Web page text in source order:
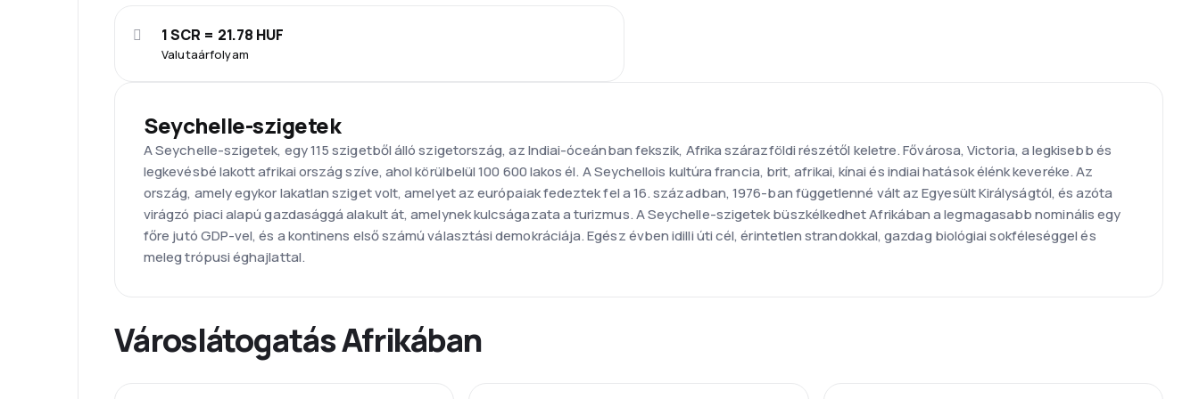
Valutaárfolyam
1 SCR = 21.78 HUF
Seychelle-szigetek
A Seychelle-szigetek, egy 115 szigetből álló szigetország, az Indiai-óceánban fekszik, Afrika szárazföldi részétől keletre. Fővárosa, Victoria, a legkisebb és
legkevésbé lakott afrikai ország szíve, ahol körülbelül 100 600 lakos él. A Seychellois kultúra francia, brit, afrikai, kínai és indiai hatások élénk keveréke. Az
ország, amely egykor lakatlan sziget volt, amelyet az európaiak fedeztek fel a 16. században, 1976-ban függetlenné vált az Egyesült Királyságtól, és azóta
virágzó piaci alapú gazdasággá alakult át, amelynek kulcságazata a turizmus. A Seychelle-szigetek büszkélkedhet Afrikában a legmagasabb nominális egy
főre jutó GDP-vel, és a kontinens első számú választási demokráciája. Egész évben idilli úti cél, érintetlen strandokkal, gazdag biológiai sokféleséggel és
meleg trópusi éghajlattal.
Városlátogatás Afrikában